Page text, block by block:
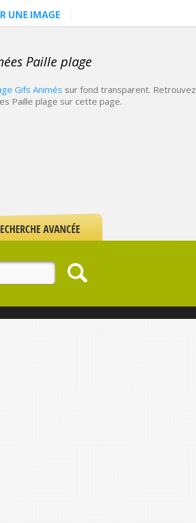
UNE IMAGE
Paille plage
Gifs Animés sur fond transparent. Retrouvez
Paille plage sur cette page.